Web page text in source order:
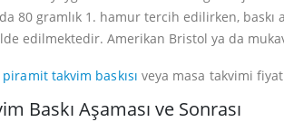
80 gramlık 1. hamur tercih edilirken, baskı
edilmektedir. Amerikan Bristol ya da
piramit takvim baskısı veya masa takvimi
Baskı Aşaması ve Sonrası
10 Hata
Çalışma Örnekleri
Read More